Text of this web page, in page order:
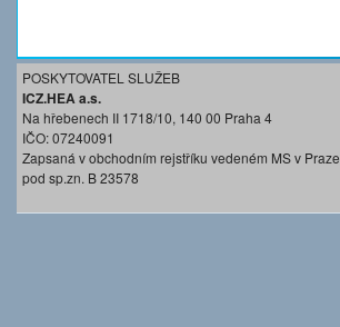
POSKYTOVATEL SLUŽEB
ICZ.HEA a.s.
Na hřebenech II 1718/10, 140 00 Praha 4
IČO: 07240091
Zapsaná v obchodním rejstříku vedeném MS v Praze
pod sp.zn. B 23578